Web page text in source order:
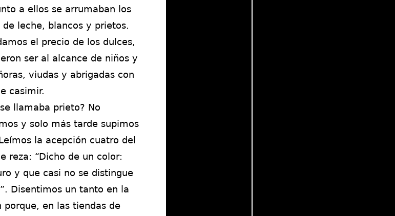
a ellos se arrumaban los
de leche, blancos y prietos.
el precio de los dulces,
ser al alcance de niños y
viudas y abrigadas con
casimir.
llamaba prieto? No
y solo más tarde supimos
la acepción cuatro del
reza: “Dicho de un color:
y que casi no se distingue
Disentimos un tanto en la
porque, en las tiendas de